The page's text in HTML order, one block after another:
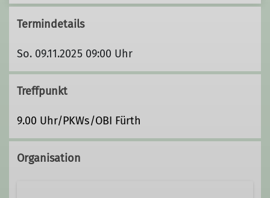
Termindetails
So. 09.11.2025 09:00 Uhr
Treffpunkt
9.00 Uhr/PKWs/OBI Fürth
Organisation